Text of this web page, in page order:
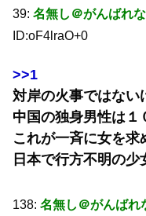
39: 名無し＠がんばれ
ID:oF4lraO+0
>>1
対岸の火事ではない
中国の独身男性は１
これが一斉に女を求
日本で行方不明の
138: 名無し＠がんばれ